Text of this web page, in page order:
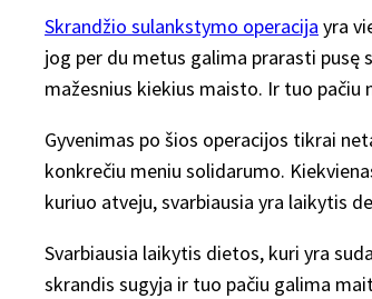
Skrandžio sulankstymo operacija yra
jog per du metus galima prarasti pusę
mažesnius kiekius maisto. Ir tuo pačiu
Gyvenimas po šios operacijos tikrai
konkrečiu meniu solidarumo.
kuriuo atveju, svarbiausia yra laikytis
Svarbiausia laikytis dietos, kuri yra
skrandis sugyja ir tuo pačiu galima